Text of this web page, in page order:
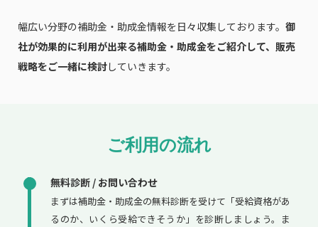
幅広い分野の補助金・助成金情報を日々収集しております。 御
社が効果的に利用が出来る補助金・助成金をご紹介して、販売
戦略をご一緒に検討していきます。
ご利用の流れ
無料診断 / お問い合わせ
まずは補助金・助成金の無料診断を受けて「受給資格があ
るのか、いくら受給できそうか」を診断しましょう。ま